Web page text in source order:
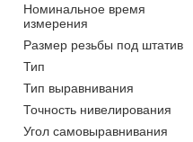
Номинальное время
измерения
Размер резьбы под штатив
Тип
Тип выравнивания
Точность нивелирования
Угол самовыравнивания